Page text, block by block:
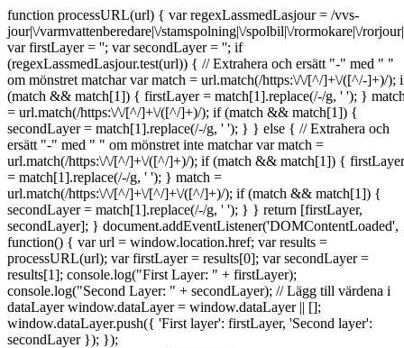
function processURL(url) { var regexLassmedLasjour = /vvs-
jour|\/varmvattenberedare|\/stamspolning|\/spolbil|\/rormokare|\/
var firstLayer = ''; var secondLayer = ''; if
(regexLassmedLasjour.test(url)) { // Extrahera och ersätt "-" med " "
om mönstret matchar var match = url.match(/https:\/\/[^/]+\/([^/-]+)/);
(match && match[1]) { firstLayer = match[1].replace(/-/g, ' '); }
= url.match(/https:\/\/[^/]+\/([^/]+)/); if (match && match[1]) {
secondLayer = match[1].replace(/-/g, ' '); } } else { // Extrahera och
ersätt "-" med " " om mönstret inte matchar var match =
url.match(/https:\/\/[^/]+\/([^/]+)/); if (match && match[1]) { firstLayer
= match[1].replace(/-/g, ' '); } match =
url.match(/https:\/\/[^/]+\/[^/]+\/([^/]+)/); if (match && match[1]) {
secondLayer = match[1].replace(/-/g, ' '); } } return [firstLayer,
secondLayer]; } document.addEventListener('DOMContentLoaded',
function() { var url = window.location.href; var results =
processURL(url); var firstLayer = results[0]; var secondLayer =
results[1]; console.log("First Layer: " + firstLayer);
console.log("Second Layer: " + secondLayer); // Lägg till värdena i
dataLayer window.dataLayer = window.dataLayer || [];
window.dataLayer.push({ 'First layer': firstLayer, 'Second layer':
secondLayer }); });